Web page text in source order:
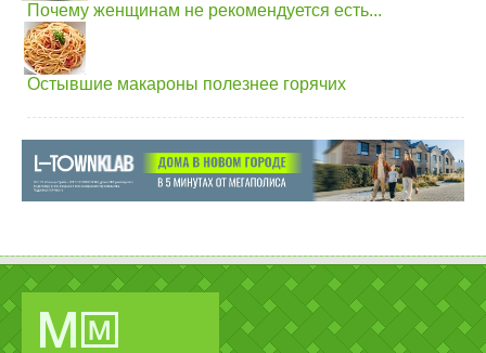
Почему женщинам не рекомендуется есть...
Остывшие макароны полезнее горячих